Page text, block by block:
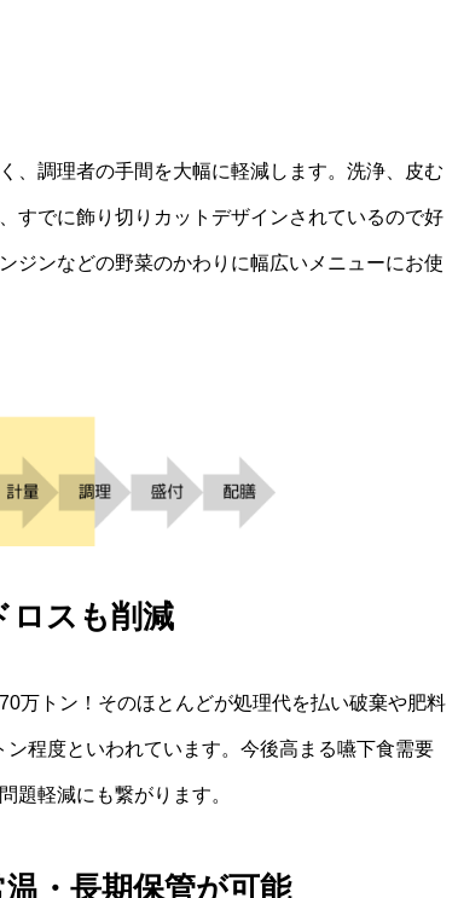
、調理者の手間を大幅に軽減します。洗浄、皮む
すでに飾り切りカットデザインされているので好
ジンなどの野菜のかわりに幅広いメニューにお使
ロスも削減
万トン！そのほとんどが処理代を払い破棄や肥料
程度といわれています。今後高まる嚥下食需要
題軽減にも繋がります。
・長期保管が可能